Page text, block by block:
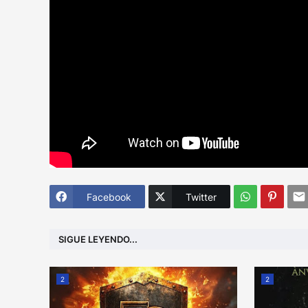
Facebook Twitter
SIGUE LEYENDO...
2 2